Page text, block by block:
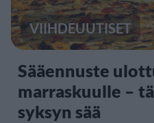
VIIHDEUUTISET
Sääennuste
marraskuulle –
syksyn sää